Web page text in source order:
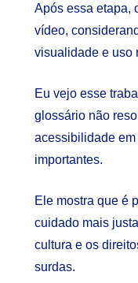
Após essa etapa,
vídeo,
visualidade e uso
Eu vejo esse
glossário não
acessibilidade
importantes.
Ele mostra que é
cuidado mais
cultura e os
surdas.